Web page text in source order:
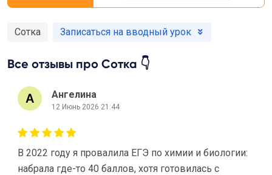
Сотка Записаться на вводный урок
Все отзывы про Сотка 👇
Ангелина
12 Июнь 2026 21:44
В 2022 году я провалила ЕГЭ по химии и биологии:
набрала где-то 40 баллов, хотя готовилась с